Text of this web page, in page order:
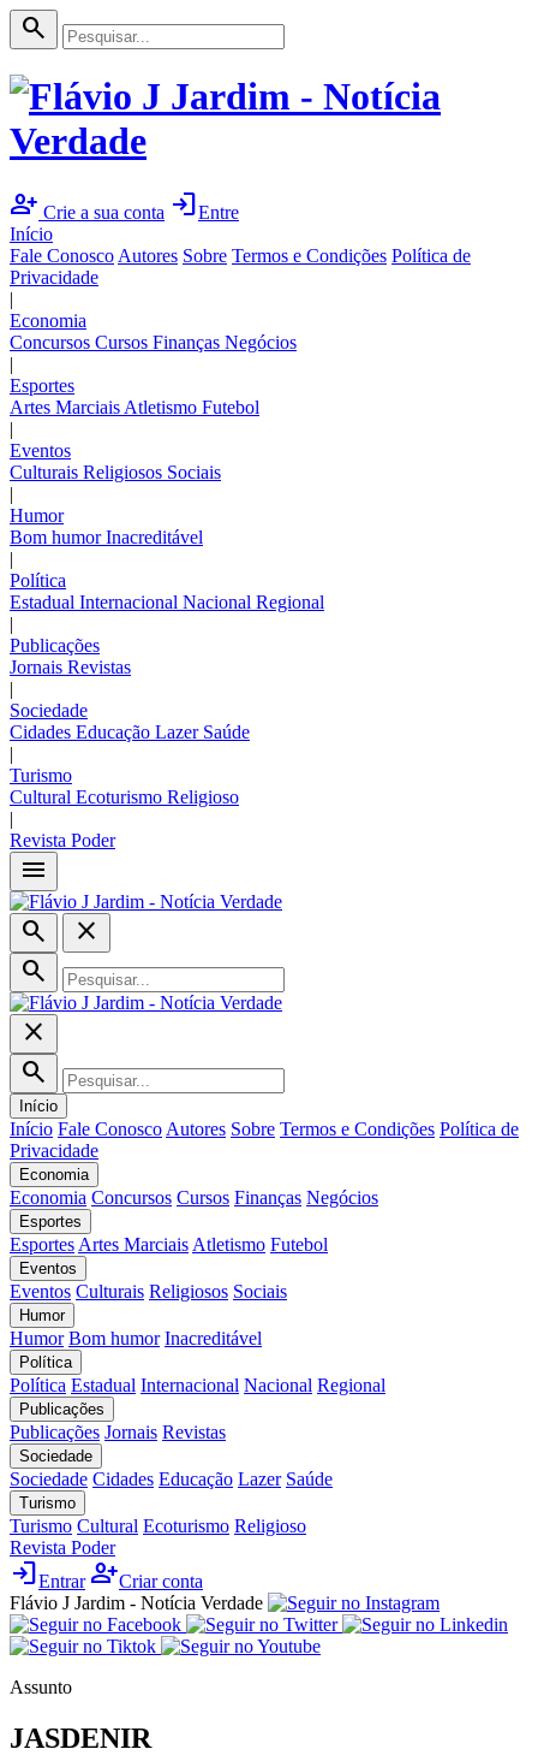
search
person_add Crie a sua conta loginEntre
Início
Fale Conosco Autores Sobre Termos e Condições Política de
Privacidade
|
Economia
Concursos Cursos Finanças Negócios
|
Esportes
Artes Marciais Atletismo Futebol
|
Eventos
Culturais Religiosos Sociais
|
Humor
Bom humorInacreditável
|
Política
Estadual Internacional Nacional Regional
|
Publicações
Jornais Revistas
|
Sociedade
Cidades Educação Lazer Saúde
|
Turismo
Cultural Ecoturismo Religioso
|
Revista Poder
menu
search
close
search
close
search
Início
Início Fale Conosco Autores Sobre Termos e Condições Política de
Privacidade
Economia
Economia Concursos Cursos Finanças Negócios
Esportes
Esportes Artes Marciais Atletismo Futebol
Eventos
Eventos Culturais Religiosos Sociais
Humor
Humor Bom humor Inacreditável
Política
Política Estadual Internacional Nacional Regional
Publicações
Publicações Jornais Revistas
Sociedade
Sociedade Cidades Educação Lazer Saúde
Turismo
Turismo Cultural Ecoturismo Religioso
Revista Poder
loginEntrar person_addCriar conta
Flávio J Jardim - Notícia Verdade
Assunto
JASDENIR